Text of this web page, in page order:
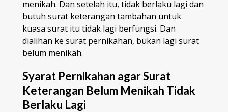
menikah. Dan setelah itu, tidak berlaku lagi dan
butuh surat keterangan tambahan untuk
kuasa surat itu tidak lagi berfungsi. Dan
dialihan ke surat pernikahan, bukan lagi surat
belum menikah.
Syarat Pernikahan agar Surat
Keterangan Belum Menikah Tidak
Berlaku Lagi